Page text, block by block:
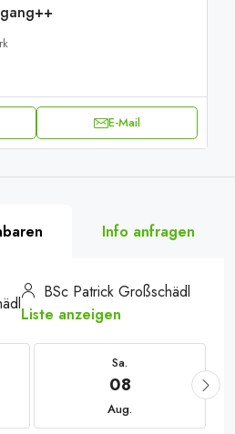
E-Mail
Info anfragen
BSc Patrick Großschädl
Liste anzeigen
Sa.
08
Aug.